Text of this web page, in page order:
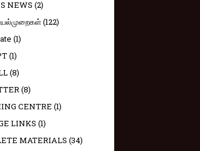
NEWS (2)
(122)
(1)
(1)
(8)
(8)
CENTRE (1)
LINKS (1)
MATERIALS (34)